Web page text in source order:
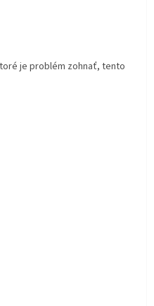
je 5 z 5 hviezdičiek.
je problém zohnať, tento
je 5 z 5 hviezdičiek.
je 5 z 5 hviezdičiek.
je 5 z 5 hviezdičiek.